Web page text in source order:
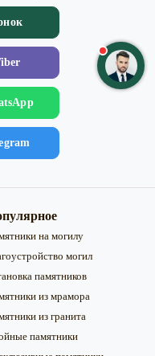
на могилу
могил
памятников
из мрамора
из гранита
памятники